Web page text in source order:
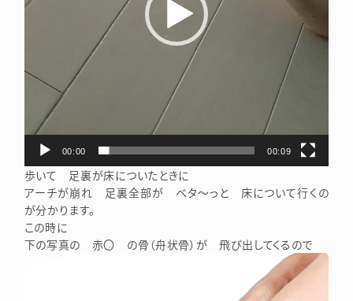
00:00 00:09
歩いて 足裏が床についたときに
アーチが崩れ 足裏全部が ベタ～っと 床について行くの
が分かります。
この時に
下の写真の 赤〇 の骨（舟状骨）が 飛び出してくるので